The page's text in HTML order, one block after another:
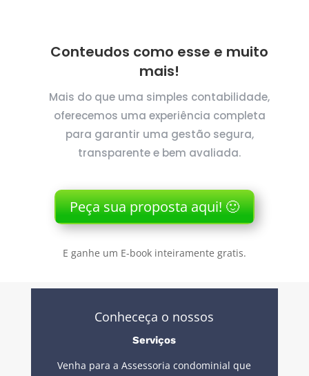
Conteudos como esse e muito
mais!
Mais do que uma simples contabilidade,
oferecemos uma experiência completa
para garantir uma gestão segura,
transparente e bem avaliada.
Peça sua proposta aqui! 🙂
E ganhe um E-book inteiramente gratis.
Conheceça o nossos
Serviços
Venha para a Assessoria condominial que